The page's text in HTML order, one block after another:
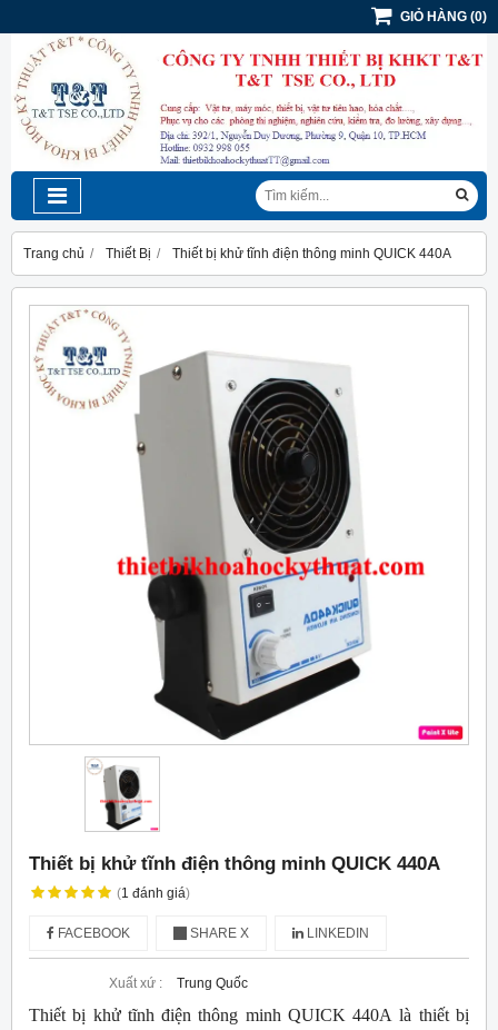
GIỎ HÀNG (0)
Trang chủ Thiết Bị Thiết bị khử tĩnh điện thông minh QUICK 440A
Thiết bị khử tĩnh điện thông minh QUICK 440A
(1 đánh giá)
FACEBOOK SHARE X LINKEDIN
Xuất xứ : Trung Quốc
Thiết bị khử tĩnh điện thông minh QUICK 440A là thiết bị